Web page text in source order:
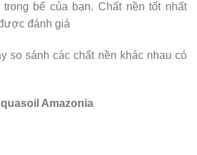
bể của bạn. Chất nền tốt nhất
đánh giá
so sánh các chất nền khác nhau có
Amazonia